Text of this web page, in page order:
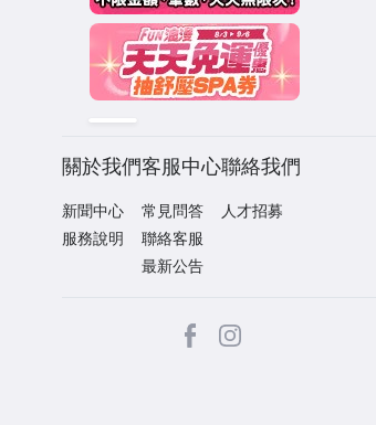
關於我們
新聞中心
服務說明
客服中心
常見問答
聯絡客服
最新公告
聯絡我們
人才招募
facebook